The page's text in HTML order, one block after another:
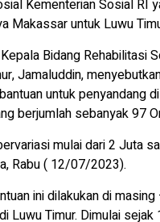
Kementerian Sosial RI
Makassar untuk Luwu
Bidang Rehabilitasi
Jamaluddin,
untuk penyandang
berjumlah sebanyak 97
mulai dari 2 Juta
Rabu ( 12/07/2023).
ini dilakukan di
Luwu Timur. Dimulai